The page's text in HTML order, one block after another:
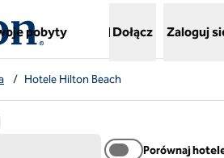
pobyty Dołącz Zaloguj
/ Hotele Hilton Beach
Porównaj